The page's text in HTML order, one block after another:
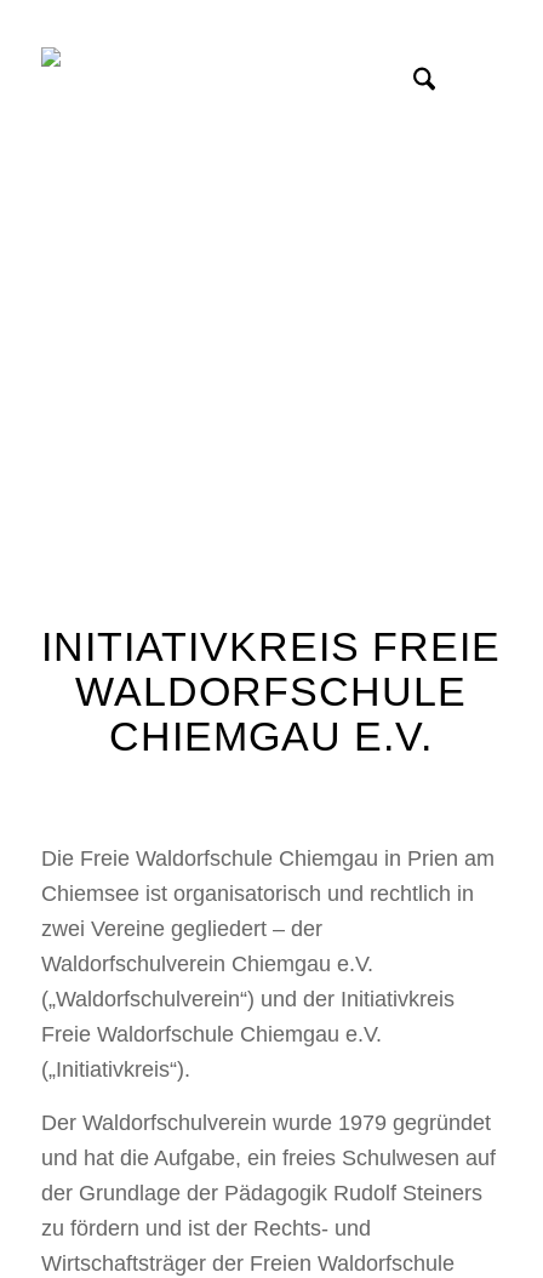
INITIATIVKREIS FREIE
WALDORFSCHULE
CHIEMGAU E.V.
Die Freie Waldorfschule Chiemgau in Prien am
Chiemsee ist organisatorisch und rechtlich in
zwei Vereine gegliedert – der
Waldorfschulverein Chiemgau e.V.
(„Waldorfschulverein“) und der Initiativkreis
Freie Waldorfschule Chiemgau e.V.
(„Initiativkreis“).
Der Waldorfschulverein wurde 1979 gegründet
und hat die Aufgabe, ein freies Schulwesen auf
der Grundlage der Pädagogik Rudolf Steiners
zu fördern und ist der Rechts- und
Wirtschaftsträger der Freien Waldorfschule